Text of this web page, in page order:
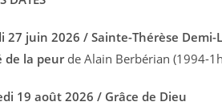
27 juin 2026 / Sainte-Thérèse Demi-
de la peurde Alain Berbérian (1994-
19 août 2026 / Grâce de Dieu